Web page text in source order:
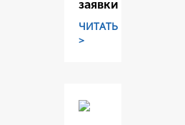
заявки
ЧИТАТЬ
>